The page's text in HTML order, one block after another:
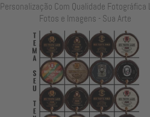
Personalização Com Qualidade Fotográfica
Fotos e Imagens - Sua Arte